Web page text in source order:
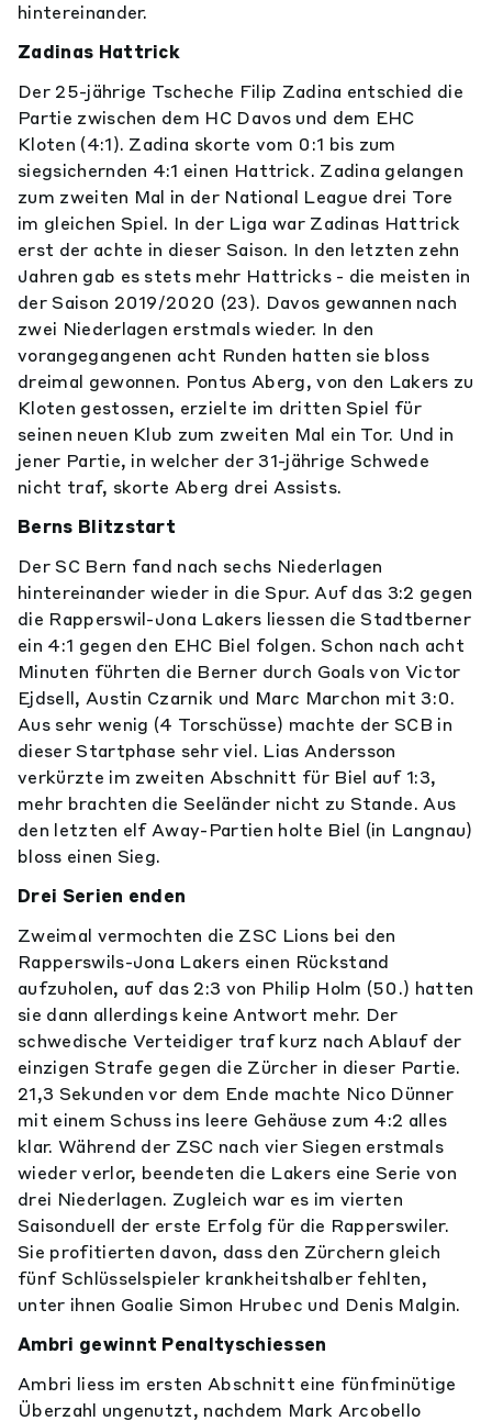
hintereinander.
Zadinas Hattrick
Der 25-jährige Tscheche Filip Zadina entschied die
Partie zwischen dem HC Davos und dem EHC
Kloten (4:1). Zadina skorte vom 0:1 bis zum
siegsichernden 4:1 einen Hattrick. Zadina gelangen
zum zweiten Mal in der National League drei Tore
im gleichen Spiel. In der Liga war Zadinas Hattrick
erst der achte in dieser Saison. In den letzten zehn
Jahren gab es stets mehr Hattricks - die meisten in
der Saison 2019/2020 (23). Davos gewannen nach
zwei Niederlagen erstmals wieder. In den
vorangegangenen acht Runden hatten sie bloss
dreimal gewonnen. Pontus Aberg, von den Lakers zu
Kloten gestossen, erzielte im dritten Spiel für
seinen neuen Klub zum zweiten Mal ein Tor. Und in
jener Partie, in welcher der 31-jährige Schwede
nicht traf, skorte Aberg drei Assists.
Berns Blitzstart
Der SC Bern fand nach sechs Niederlagen
hintereinander wieder in die Spur. Auf das 3:2 gegen
die Rapperswil-Jona Lakers liessen die Stadtberner
ein 4:1 gegen den EHC Biel folgen. Schon nach acht
Minuten führten die Berner durch Goals von Victor
Ejdsell, Austin Czarnik und Marc Marchon mit 3:0.
Aus sehr wenig (4 Torschüsse) machte der SCB in
dieser Startphase sehr viel. Lias Andersson
verkürzte im zweiten Abschnitt für Biel auf 1:3,
mehr brachten die Seeländer nicht zu Stande. Aus
den letzten elf Away-Partien holte Biel (in Langnau)
bloss einen Sieg.
Drei Serien enden
Zweimal vermochten die ZSC Lions bei den
Rapperswils-Jona Lakers einen Rückstand
aufzuholen, auf das 2:3 von Philip Holm (50.) hatten
sie dann allerdings keine Antwort mehr. Der
schwedische Verteidiger traf kurz nach Ablauf der
einzigen Strafe gegen die Zürcher in dieser Partie.
21,3 Sekunden vor dem Ende machte Nico Dünner
mit einem Schuss ins leere Gehäuse zum 4:2 alles
klar. Während der ZSC nach vier Siegen erstmals
wieder verlor, beendeten die Lakers eine Serie von
drei Niederlagen. Zugleich war es im vierten
Saisonduell der erste Erfolg für die Rapperswiler.
Sie profitierten davon, dass den Zürchern gleich
fünf Schlüsselspieler krankheitshalber fehlten,
unter ihnen Goalie Simon Hrubec und Denis Malgin.
Ambri gewinnt Penaltyschiessen
Ambri liess im ersten Abschnitt eine fünfminütige
Überzahl ungenutzt, nachdem Mark Arcobello